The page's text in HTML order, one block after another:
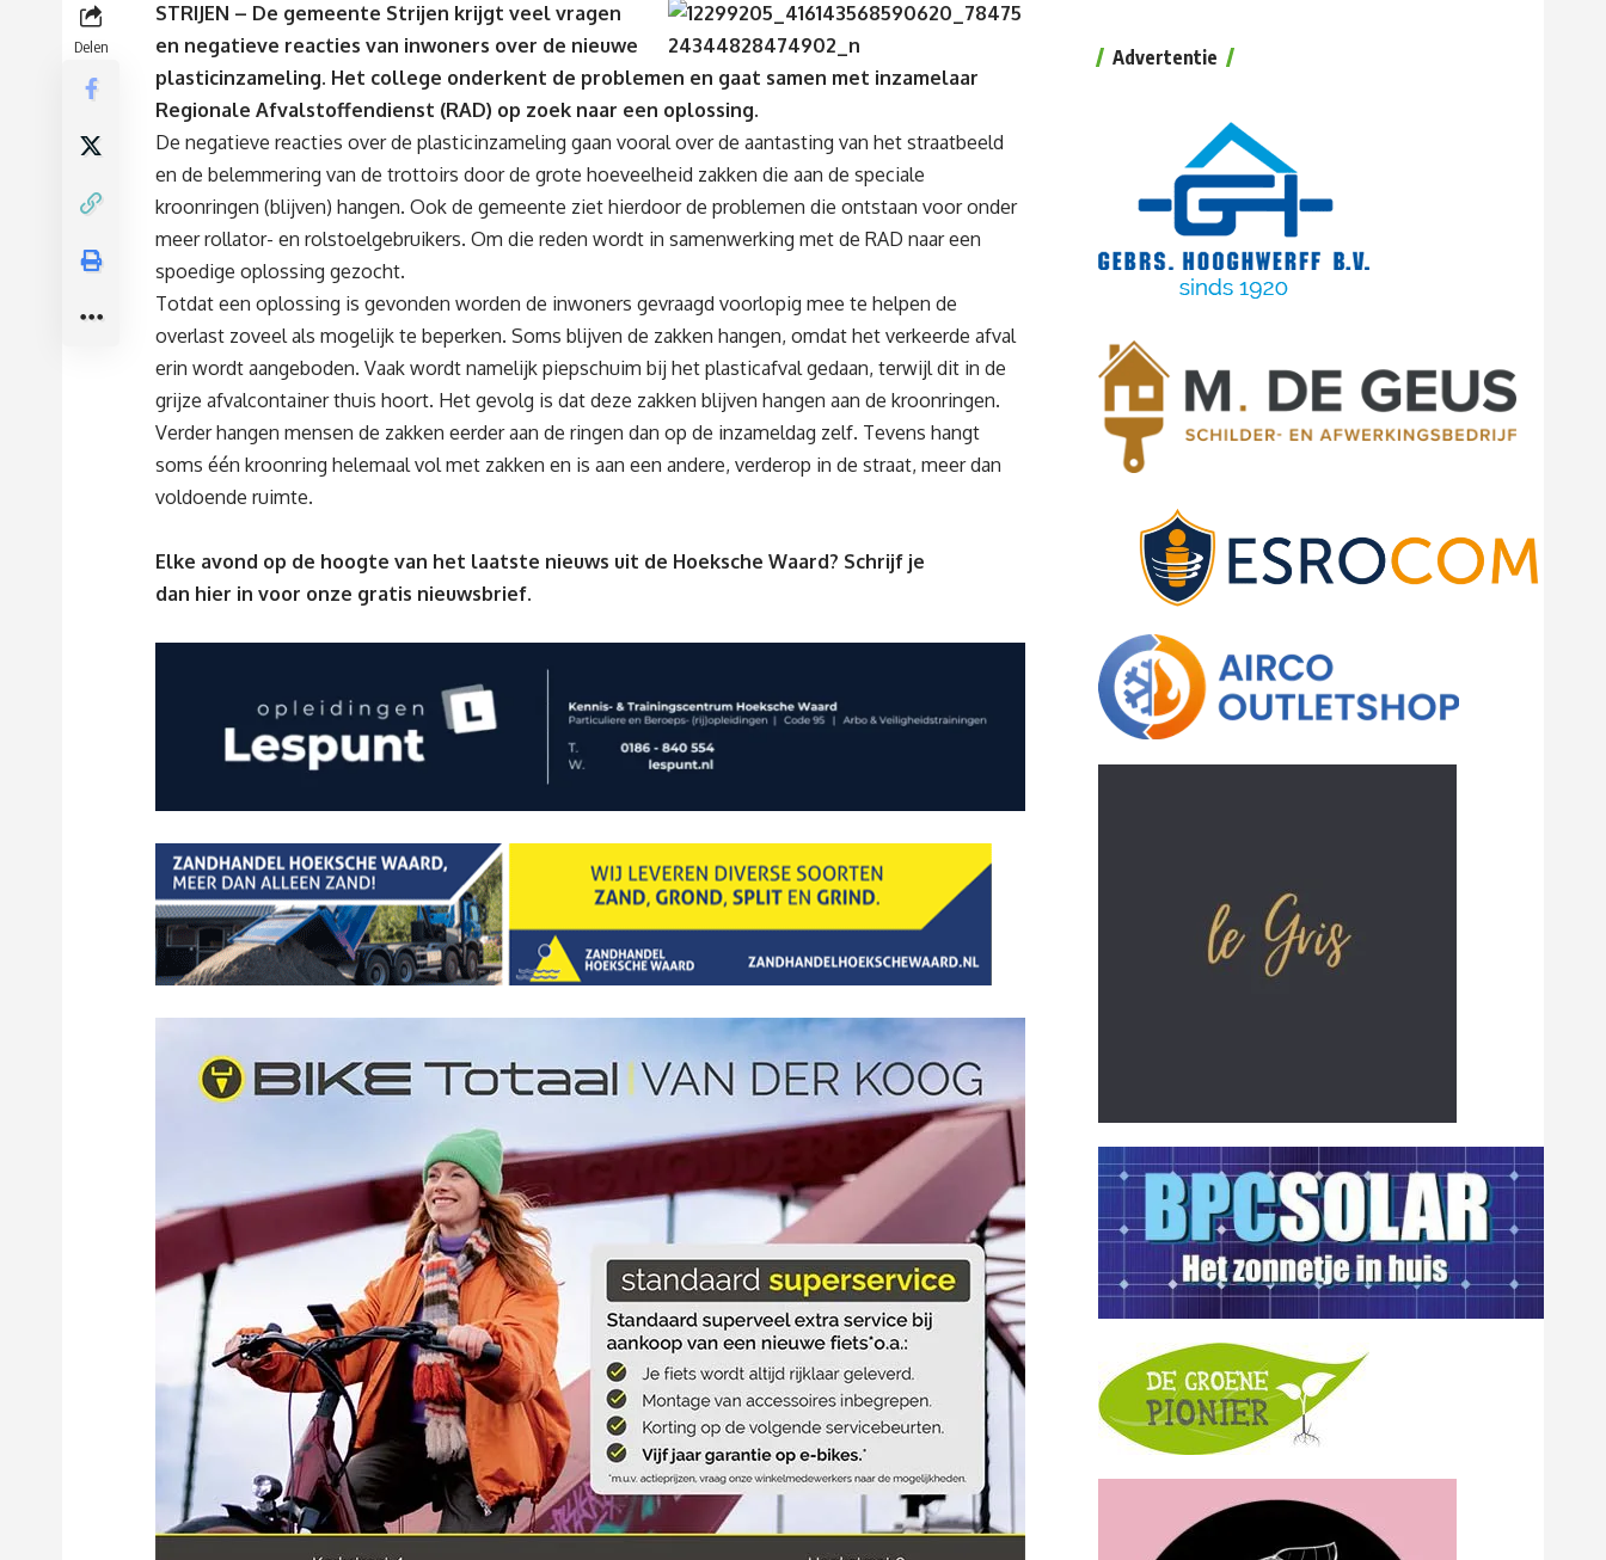
Delen
STRIJEN – De gemeente Strijen krijgt veel vragen
en negatieve reacties van inwoners over de nieuwe
plasticinzameling. Het college onderkent de problemen en gaat samen met inzamelaar
Regionale Afvalstoffendienst (RAD) op zoek naar een oplossing.
De negatieve reacties over de plasticinzameling gaan vooral over de aantasting van het straatbeeld
en de belemmering van de trottoirs door de grote hoeveelheid zakken die aan de speciale
kroonringen (blijven) hangen. Ook de gemeente ziet hierdoor de problemen die ontstaan voor onder
meer rollator- en rolstoelgebruikers. Om die reden wordt in samenwerking met de RAD naar een
spoedige oplossing gezocht.
Totdat een oplossing is gevonden worden de inwoners gevraagd voorlopig mee te helpen de
overlast zoveel als mogelijk te beperken. Soms blijven de zakken hangen, omdat het verkeerde afval
erin wordt aangeboden. Vaak wordt namelijk piepschuim bij het plasticafval gedaan, terwijl dit in de
grijze afvalcontainer thuis hoort. Het gevolg is dat deze zakken blijven hangen aan de kroonringen.
Verder hangen mensen de zakken eerder aan de ringen dan op de inzameldag zelf. Tevens hangt
soms één kroonring helemaal vol met zakken en is aan een andere, verderop in de straat, meer dan
voldoende ruimte.
Elke avond op de hoogte van het laatste nieuws uit de Hoeksche Waard? Schrijf je
dan hier in voor onze gratis nieuwsbrief.
Advertentie